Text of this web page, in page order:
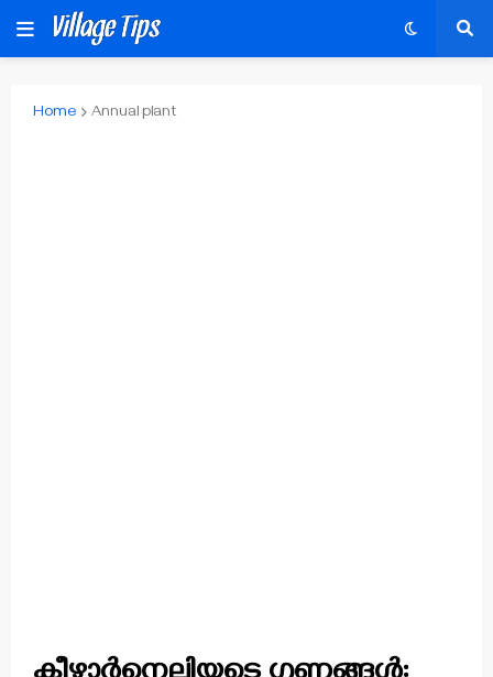
Home Annual plant